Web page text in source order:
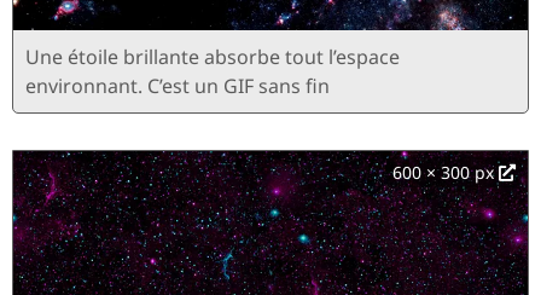
Une étoile brillante absorbe tout l’espace
environnant. C’est un GIF sans fin
600 × 300 px